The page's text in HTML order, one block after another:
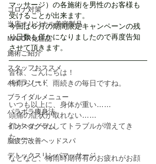
コロナ対策
当店オリジナル美容製品
MAJOR化粧品
施術ご紹介
スタッフおススメ
パイラソード
ブライダルメニュー
パラボラ痩身法
インスタグラム
脳疲労改善ヘッドスパ
デトックスリンパマッサージ
マッサージ）の各施術を男性のお客様も
受けることが出来ます。
今回は６月の期間限定キャンペーンの残
り日数も僅かになりましたので再度告知
させて頂きます。
皆様、こんにちは！
梅雨らしい、雨続きの毎日ですね。
いつも以上に、身体が重い……
頭痛の症状が取れない……
顔がべたべたしてトラブルが増えてき
た……
などなど、梅雨時期特有のお疲れがお顔